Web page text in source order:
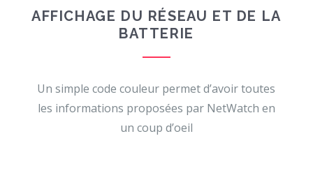
AFFICHAGE DU RÉSEAU ET DE LA
BATTERIE
Un simple code couleur permet d’avoir toutes
les informations proposées par NetWatch en
un coup d’oeil